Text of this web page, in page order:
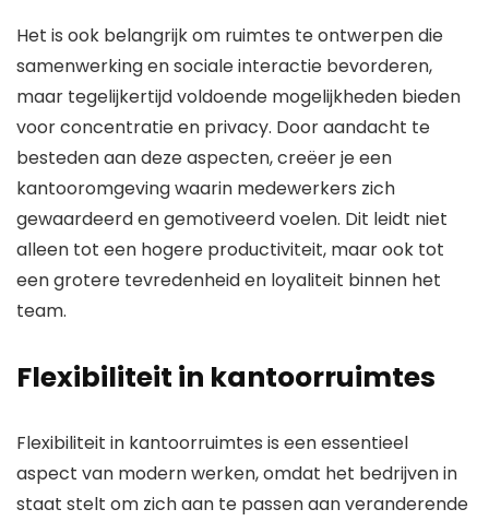
Het is ook belangrijk om ruimtes te ontwerpen die
samenwerking en sociale interactie bevorderen,
maar tegelijkertijd voldoende mogelijkheden bieden
voor concentratie en privacy. Door aandacht te
besteden aan deze aspecten, creëer je een
kantooromgeving waarin medewerkers zich
gewaardeerd en gemotiveerd voelen. Dit leidt niet
alleen tot een hogere productiviteit, maar ook tot
een grotere tevredenheid en loyaliteit binnen het
team.
Flexibiliteit in kantoorruimtes
Flexibiliteit in kantoorruimtes is een essentieel
aspect van modern werken, omdat het bedrijven in
staat stelt om zich aan te passen aan veranderende